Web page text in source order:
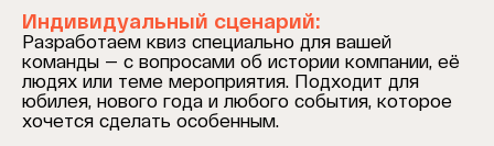
Индивидуальный сценарий:
Разработаем квиз специально для вашей
команды — с вопросами об истории компании, её
людях или теме мероприятия. Подходит для
юбилея, нового года и любого события, которое
хочется сделать особенным.